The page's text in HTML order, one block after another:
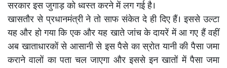
सरकार इस जुगाड़ को ध्वस्त करने में लग गई है।
खासतौर से प्रधानमंत्री ने तो साफ संकेत दे ही दिए हैं। इससे उल्टा
यह और हो गया कि एक और यह खाते जांच के दायरें में आ गए हैं वहीं
अब खाताधारकों से आसानी से इस पैसे का स्रोत यानी की पैसा जमा
कराने वालों का पता चल जाएगा और इससे इन खातों में पैसा जमा